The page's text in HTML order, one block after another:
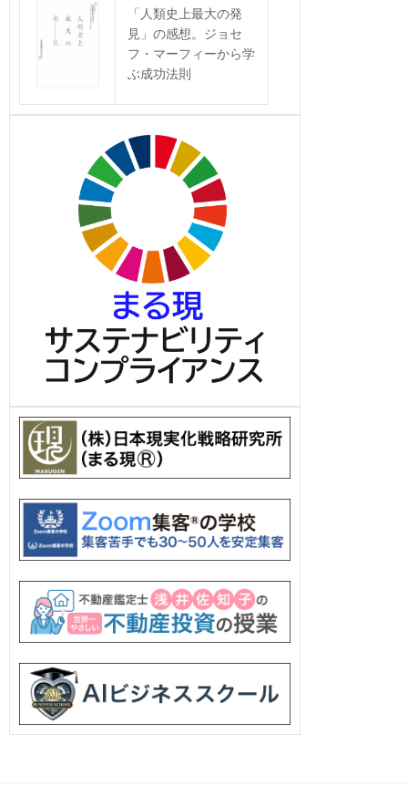
「人類史上最大の発
見」の感想。ジョセ
フ・マーフィーから学
ぶ成功法則